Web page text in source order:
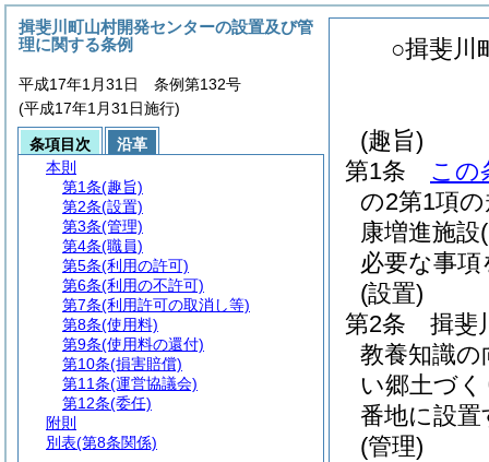
○揖斐川
(趣旨)
第1条
この
の2第1項
康増進施設
必要な事
(設置)
第2条
揖斐
教養知識
い郷土づ
番地に設置
(管理)
揖斐川町山村開発センターの設置及び管
理に関する条例
平成17年1月31日 条例第132号
(平成17年1月31日施行)
条項目次
沿革
本則
第1条(趣旨)
第2条(設置)
第3条(管理)
第4条(職員)
第5条(利用の許可)
第6条(利用の不許可)
第7条(利用許可の取消し等)
第8条(使用料)
第9条(使用料の還付)
第10条(損害賠償)
第11条(運営協議会)
第12条(委任)
附則
別表(第8条関係)